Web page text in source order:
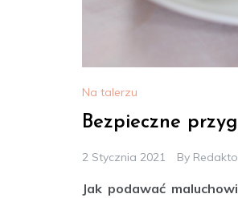
Na talerzu
Bezpieczne
2 Stycznia 2021 By
Jak podawać